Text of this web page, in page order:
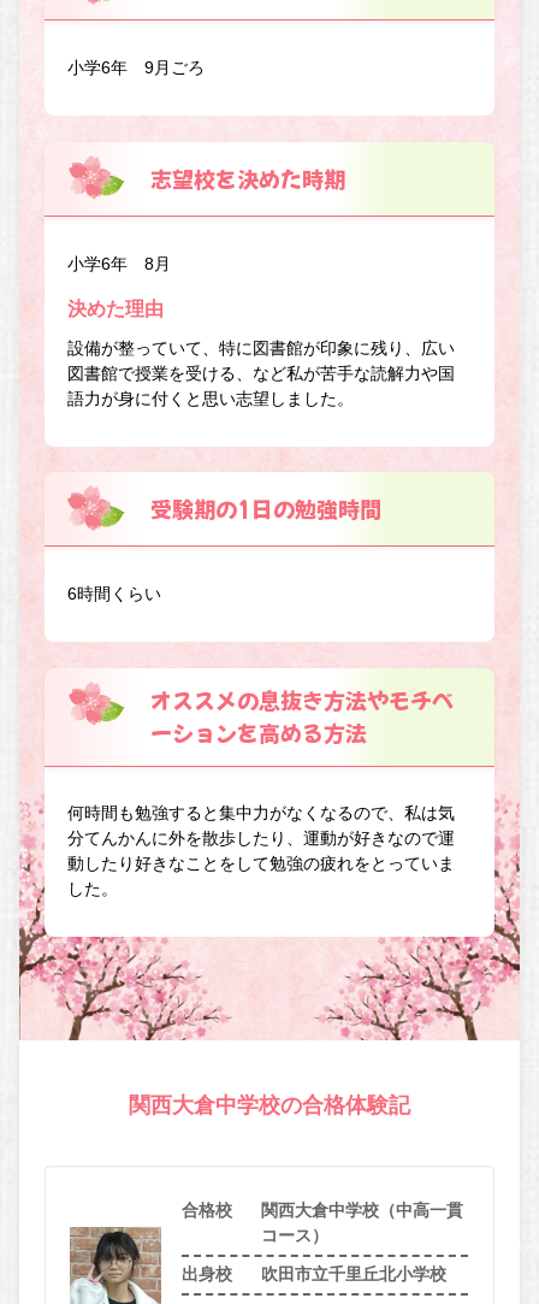
小学6年 9月ごろ
志望校を決めた時期
小学6年 8月
決めた理由
設備が整っていて、特に図書館が印象に残り、広い
図書館で授業を受ける、など私が苦手な読解力や国
語力が身に付くと思い志望しました。
受験期の1日の勉強時間
6時間くらい
オススメの息抜き方法やモチベ
ーションを高める方法
何時間も勉強すると集中力がなくなるので、私は気
分てんかんに外を散歩したり、運動が好きなので運
動したり好きなことをして勉強の疲れをとっていま
した。
関西大倉中学校の合格体験記
合格校
関西大倉中学校（中高一貫
コース）
出身校 吹田市立千里丘北小学校